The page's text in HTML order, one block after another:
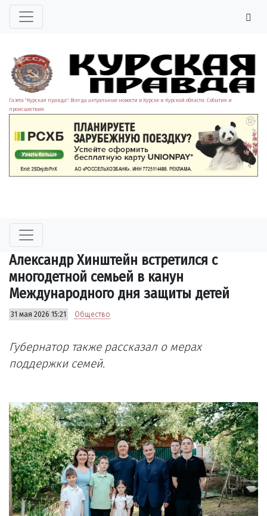
Газета "Курская правда". Всегда актуальные новости в Курске и Курской области. События и
происшествия.
Александр Хинштейн встретился с
многодетной семьей в канун
Международного дня защиты детей
31 мая 2026 15:21 Общество
Губернатор также рассказал о мерах
поддержки семей.